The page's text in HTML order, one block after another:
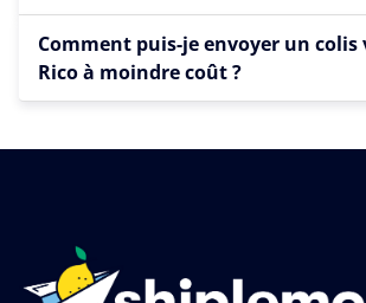
Comment puis-je envoyer un colis
Rico à moindre coût ?